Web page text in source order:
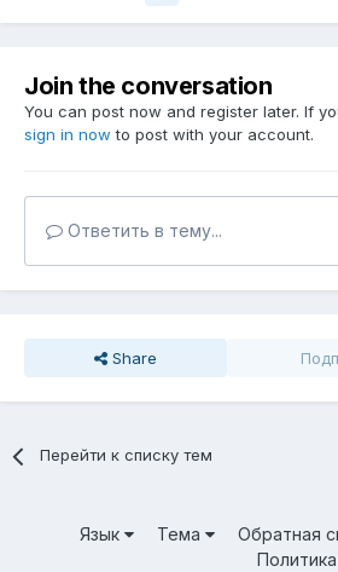
Join the conversation
You can post now and register later. If
sign in now to post with your account.
Ответить в тему...
Share
Перейти к списку тем
Язык Тема Обратная